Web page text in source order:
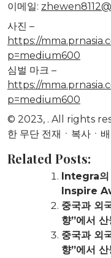
이메일:
사진 –
https://
p=medium600
심벌 마크 –
https://
p=medium600
© 2023, . All rights
한 무단 전재ㆍ복사ㆍ
Related Posts:
Integra의
Inspire
중국과 외
향”에서
중국과 외
향”에서